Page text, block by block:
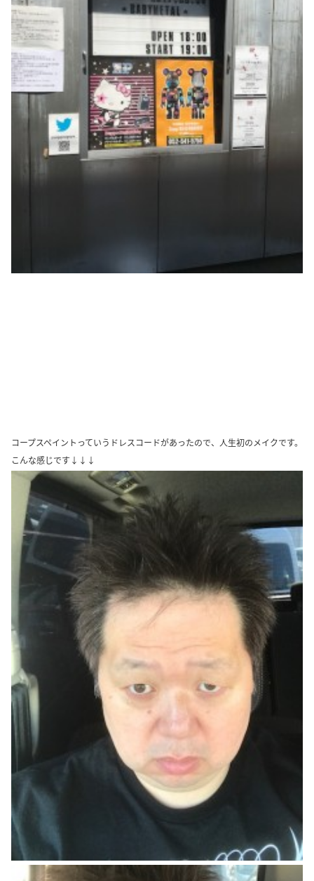
コープスペイントっていうドレスコードがあったので、人生初のメイクです。
こんな感じです↓↓↓